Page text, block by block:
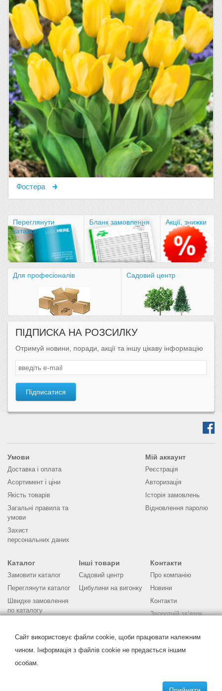
Фостера
Переглянути
каталог
Бланк замовлення Акції, знижки
Для професіоналів Садовий центр
ПІДПИСКА НА РОЗСИЛКУ
Отримуй новини, поради, акції та іншу цікаву інформацію
Підписатися
Умови
Доставка і оплата
Асортимент і ціни
Якість товарів
Загальні правила та
умови
Захист
персональних даних
Мій аккаунт
Реєстрація
Авторизація
Історія замовлень
Відновлення паролю
Каталог
Замовити каталог
Переглянути каталог
Швидке замовлення
по каталогу
Поради по
вирощуванню
Інші товари
Садовий центр
Цибулини на вигонку
Контакти
Про компанію
Новини
Контакти
Зворотній зв’язок
Сайт використовує файли cookie, щоби працювати належним
чином. Інформація з файлів cookie не предається іншим
особам.